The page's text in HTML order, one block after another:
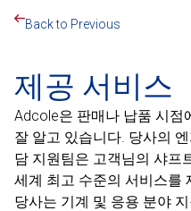
Back to Previous
제공 서비스
Adcole은 판매나 납품 시점
잘 알고 있습니다. 당사의
담 지원팀은 고객님의 샤프
세계 최고 수준의 서비스를
당사는 기계 및 응용 분야